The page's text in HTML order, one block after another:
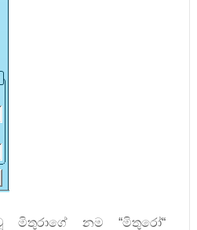
මිතුරාගේ නම“මිතුරෝ“